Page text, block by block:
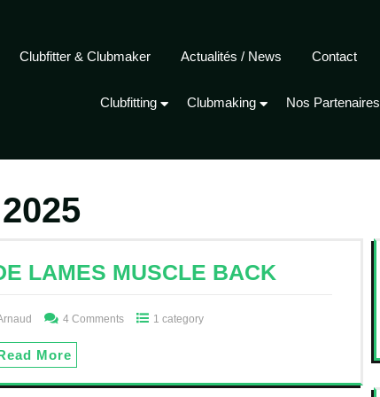
Clubfitter & Clubmaker Actualités / News Contact
Clubfitting Clubmaking Nos Partenaires
LAMES MUSCLE BACK
4 Comments 1 category
Read More